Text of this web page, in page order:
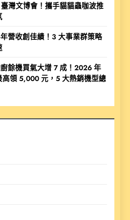
灣文博會！攜手貓貓蟲咖波推
營收創佳績！3 大事業群策略
餘機買氣大增 7 成！2026 年
領 5,000 元，5 大熱銷機型總